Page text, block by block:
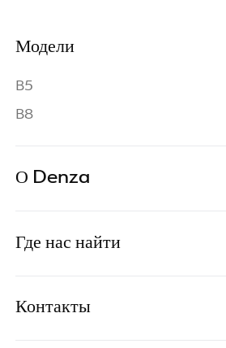
Модели
B5
B8
О Denza
Где нас найти
Контакты